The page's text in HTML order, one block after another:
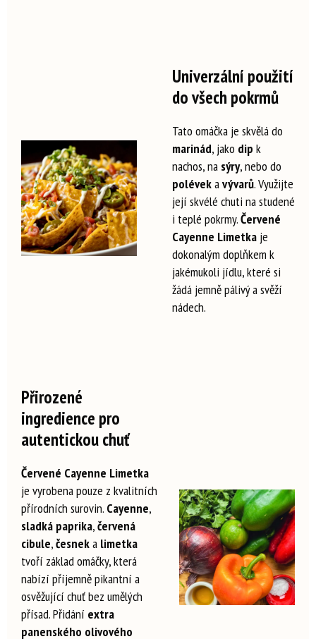
Univerzální použití
do všech pokrmů
Tato omáčka je skvělá do
marinád, jako dip k
nachos, na sýry, nebo do
polévekavývarů. Využijte
její skvélé chuti na studené
i teplé pokrmy.Červené
Cayenne Limetka je
dokonalým doplňkem k
jakémukoli jídlu, které si
žádá jemně pálivý a svěží
nádech.
Přirozené
ingredience pro
autentickou chuť
Červené Cayenne Limetka
je vyrobena pouze z kvalitních
přírodních surovin. Cayenne,
sladká paprika,červená
cibule,česneka limetka
tvoří základ omáčky, která
nabízí příjemně pikantní a
osvěžující chuť bez umělých
přísad. Přidání extra
panenského olivového